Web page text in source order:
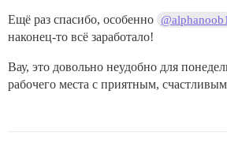
Ещё раз спасибо, особенно
наконец-то всё заработало!
Вау, это довольно неудобно для
рабочего места с приятным,